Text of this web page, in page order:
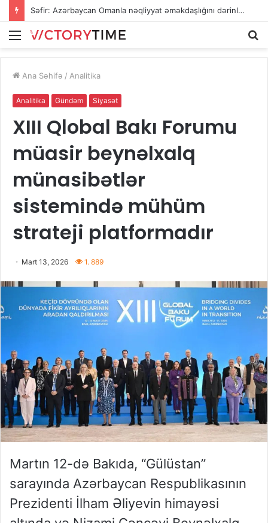
Səfir: Azərbaycan Omanla nəqliyyat əməkdaşlığını dərinləşdirməyə hazırdır
Menu
Ana Səhifə / Analitika
Analitika Gündəm Siyasət
XIII Qlobal Bakı Forumu
müasir beynəlxalq
münasibətlər
sistemində mühüm
strateji platformadır
Mart 13, 2026 1. 889
Martın 12-də Bakıda, “Gülüstan”
sarayında Azərbaycan Respublikasının
Prezidenti İlham Əliyevin himayəsi